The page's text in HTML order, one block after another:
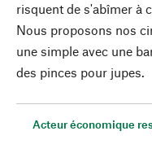
risquent de s'abîmer à
Nous proposons nos
une simple avec une
des pinces pour jupes.
Acteur économique